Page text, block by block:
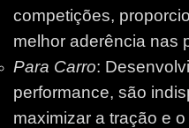
competições,
melhor aderência nas
Para Carro:
performance, são
maximizar a tração e